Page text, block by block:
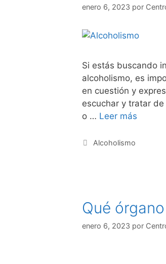
enero 6, 2023 por
Si estás buscando
alcoholismo, es
en cuestión y
escuchar y tratar
o … Leer más
Categorías
Alcoholismo
Qué
enero 6, 2023 por